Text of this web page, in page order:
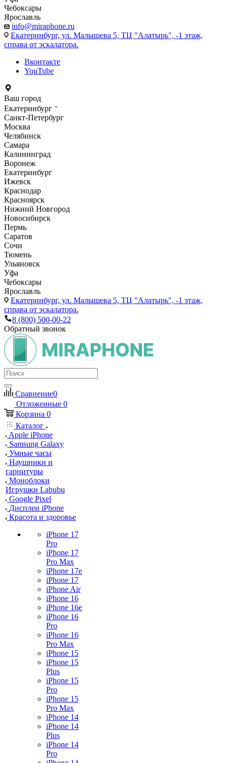
Чебоксары
Ярославль
info@miraphone.ru
Екатеринбург, ул. Малышева 5, ТЦ "Алатырь", -1 этаж,
справа от эскалатора.
Вконтакте
YouTube
Ваш город
Екатеринбург
Санкт-Петербург
Москва
Челябинск
Самара
Калининград
Воронеж
Екатеринбург
Ижевск
Краснодар
Красноярск
Нижний Новгород
Новосибирск
Пермь
Саратов
Сочи
Тюмень
Ульяновск
Уфа
Чебоксары
Ярославль
Екатеринбург, ул. Малышева 5, ТЦ "Алатырь", -1 этаж,
справа от эскалатора.
8 (800) 500-00-22
Обратный звонок
Сравнение0
Отложенные 0
Корзина 0
Каталог
Apple iPhone
Samsung Galaxy
Умные часы
Наушники и
гарнитуры
Моноблоки
Игрушки Labubu
Google Pixel
Дисплеи iPhone
Красота и здоровье
iPhone 17
Pro
iPhone 17
Pro Max
iPhone 17e
iPhone 17
iPhone Air
iPhone 16
iPhone 16e
iPhone 16
Pro
iPhone 16
Pro Max
iPhone 15
iPhone 15
Plus
iPhone 15
Pro
iPhone 15
Pro Max
iPhone 14
iPhone 14
Plus
iPhone 14
Pro